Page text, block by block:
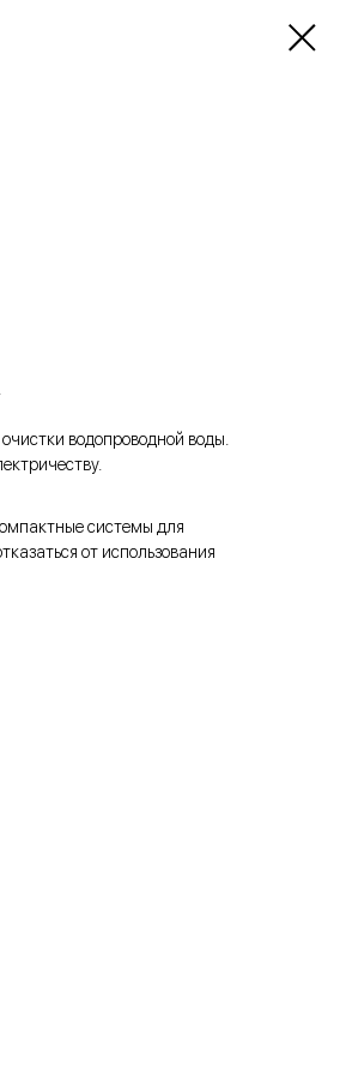
водопроводной воды.
системы для
от использования